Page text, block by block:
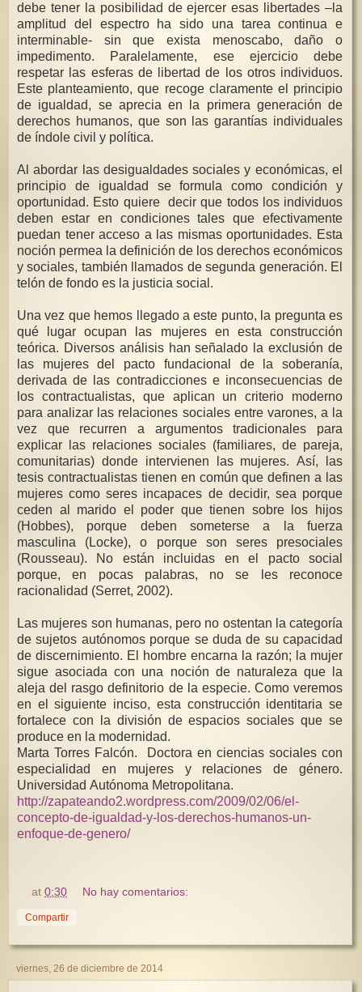
debe tener la posibilidad de ejercer esas libertades –la
amplitud del espectro ha sido una tarea continua e
interminable- sin que exista menoscabo, daño o
impedimento. Paralelamente, ese ejercicio debe
respetar las esferas de libertad de los otros individuos.
Este planteamiento, que recoge claramente el principio
de igualdad, se aprecia en la primera generación de
derechos humanos, que son las garantías individuales
de índole civil y política.
Al abordar las desigualdades sociales y económicas, el
principio de igualdad se formula como condición y
oportunidad. Esto quiere decir que todos los individuos
deben estar en condiciones tales que efectivamente
puedan tener acceso a las mismas oportunidades. Esta
noción permea la definición de los derechos económicos
y sociales, también llamados de segunda generación. El
telón de fondo es la justicia social.
Una vez que hemos llegado a este punto, la pregunta es
qué lugar ocupan las mujeres en esta construcción
teórica. Diversos análisis han señalado la exclusión de
las mujeres del pacto fundacional de la soberanía,
derivada de las contradicciones e inconsecuencias de
los contractualistas, que aplican un criterio moderno
para analizar las relaciones sociales entre varones, a la
vez que recurren a argumentos tradicionales para
explicar las relaciones sociales (familiares, de pareja,
comunitarias) donde intervienen las mujeres. Así, las
tesis contractualistas tienen en común que definen a las
mujeres como seres incapaces de decidir, sea porque
ceden al marido el poder que tienen sobre los hijos
(Hobbes), porque deben someterse a la fuerza
masculina (Locke), o porque son seres presociales
(Rousseau). No están incluidas en el pacto social
porque, en pocas palabras, no se les reconoce
racionalidad (Serret, 2002).
Las mujeres son humanas, pero no ostentan la categoría
de sujetos autónomos porque se duda de su capacidad
de discernimiento. El hombre encarna la razón; la mujer
sigue asociada con una noción de naturaleza que la
aleja del rasgo definitorio de la especie. Como veremos
en el siguiente inciso, esta construcción identitaria se
fortalece con la división de espacios sociales que se
produce en la modernidad.
Marta Torres Falcón. Doctora en ciencias sociales con
especialidad en mujeres y relaciones de género.
Universidad Autónoma Metropolitana.
http://zapateando2.wordpress.com/2009/02/06/el-
concepto-de-igualdad-y-los-derechos-humanos-un-
enfoque-de-genero/
at0:30 No hay comentarios:
Compartir
viernes, 26 de diciembre de 2014